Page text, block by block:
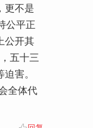
更不是
公平正
公开其
五十三
害。
全体代